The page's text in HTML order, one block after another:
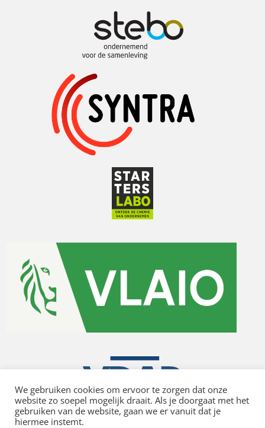
We gebruiken cookies om ervoor te zorgen dat onze
website zo soepel mogelijk draait. Als je doorgaat met het
gebruiken van de website, gaan we er vanuit dat je
hiermee instemt.